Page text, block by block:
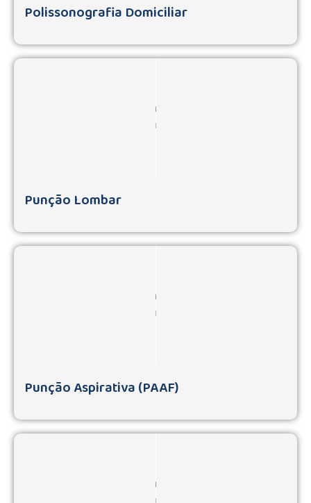
Polissonografia Domiciliar
Punção Lombar
Punção Aspirativa (PAAF)